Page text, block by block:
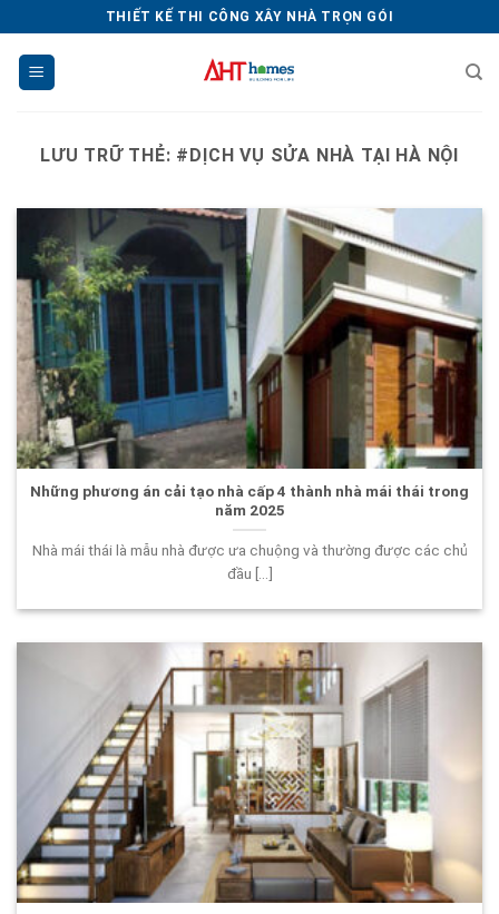
dung
THIẾT KẾ THI CÔNG XÂY NHÀ TRỌN GÓI
LƯU TRỮ THẺ: #DỊCH VỤ SỬA NHÀ TẠI HÀ NỘI
Những phương án cải tạo nhà cấp 4 thành nhà mái thái trong
năm 2025
Nhà mái thái là mẫu nhà được ưa chuộng và thường được các chủ
đầu [...]